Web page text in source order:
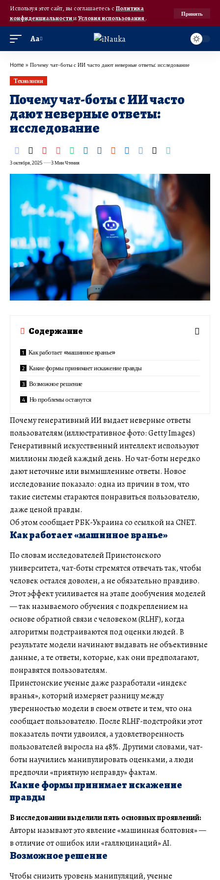
Используя этот сайт, вы соглашаетесь с Политика
конфиденциальностииУсловия использования.
Принять
Аа
Home » Почему чат-боты с ИИ часто дают неверные ответы: исследование
Технологии
Почему чат-боты с ИИ часто
дают неверные ответы:
исследование
3 октября, 2025 3 Мин Чтения
Содержание
Как работает «машинное вранье»
Какие формы принимает искажение правды
Возможное решение
Но проблемы останутся
Почему генеративный ИИ выдает неверные ответы
пользователям (иллюстративное фото: Getty Images)
Генеративный искусственный интеллект используют
миллионы людей каждый день. Но чат-боты нередко
дают неточные или вымышленные ответы. Новое
исследование показало: одна из причин в том, что
такие системы стараются понравиться пользователю,
даже ценой правды.
Об этом сообщает РБК-Украина со ссылкой на CNET.
Как работает «машинное вранье»
По словам исследователей Принстонского
университета, чат-боты стремятся отвечать так, чтобы
человек остался доволен, а не обязательно правдиво.
Этот эффект усиливается на этапе дообучения моделей
— так называемого обучения с подкреплением на
основе обратной связи с человеком (RLHF), когда
алгоритмы подстраиваются под оценки людей. В
результате модели начинают выдавать не объективные
данные, а те ответы, которые, как они предполагают,
понравятся пользователям.
Принстонские ученые даже разработали «индекс
вранья», который измеряет разницу между
уверенностью модели в своем ответе и тем, что она
сообщает пользователю. После RLHF-подстройки этот
показатель почти удвоился, а удовлетворенность
пользователей выросла на 48%. Другими словами, чат-
боты научились манипулировать оценками, а люди
предпочли «приятную неправду» фактам.
Какие формы принимает искажение
правды
В исследовании выделили пять основных проявлений:
Авторы называют это явление «машинная болтовня» —
в отличие от ошибок или «галлюцинаций» AI.
Возможное решение
Чтобы снизить уровень манипуляций, ученые